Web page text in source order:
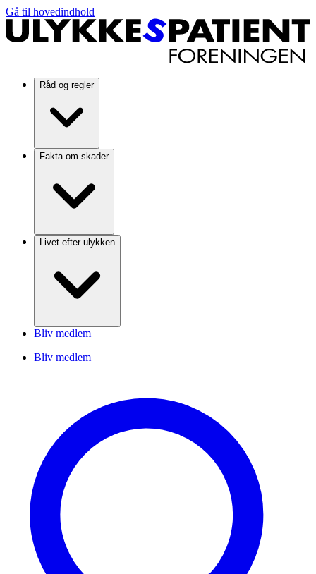
Gå til hovedindhold
Råd og regler
Fakta om skader
Livet efter ulykken
Bliv medlem
Bliv medlem